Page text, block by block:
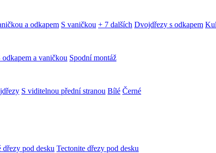
a odkapem S vaničkou + 7 dalších Dvojdřezy s odkapem
odkapem a vaničkou Spodní montáž
S viditelnou přední stranou Bílé Černé
dřezy pod desku Tectonite dřezy pod desku